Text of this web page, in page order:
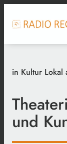
in Kultur Lokal
und